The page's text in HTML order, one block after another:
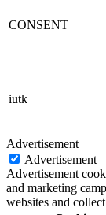
CONSENT
iutk
Advertisement
Advertisement
Advertisement
and marketing
websites and